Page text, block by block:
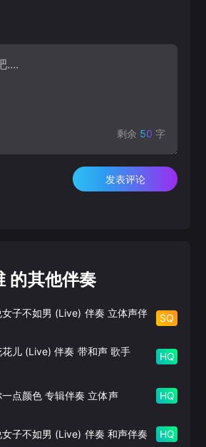
剩余 50 字
发表评论
的其他伴奏
子不如男 (Live) 伴奏 立体声伴
SQ
花儿 (Live) 伴奏 带和声 歌手
HQ
点颜色 专辑伴奏 立体声 HQ
子不如男 (Live) 伴奏 和声伴奏 HQ